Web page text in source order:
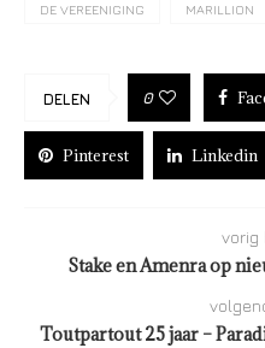
DE VEREENIGING MARILLION
DELEN 0
Pinterest Linkedin
vorig
Stake en Amenra op
Toutpartout 25 jaar –